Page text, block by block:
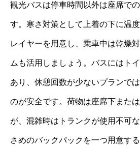
観光バスは停車時間以外は座席で
す。寒さ対策として上着の下に温
レイヤーを用意し、乗車中は乾燥
ムも活用しましょう。バスにはト
あり、休憩回数が少ないプランで
のが安全です。荷物は座席下また
が、混雑時はトランクが使用不可
さめのバックパックを一つ用意する